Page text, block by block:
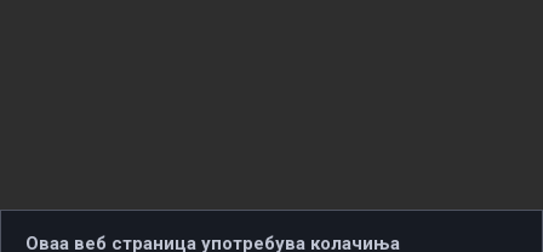
Оваа веб страница употребува колачиња